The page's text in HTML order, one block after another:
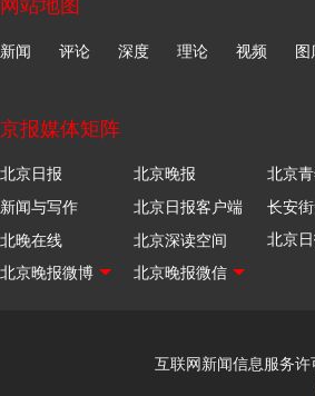
网站地图
新闻 评论 深度 理论 视频 图
京报媒体矩阵
北京日报 北京晚报 北京
新闻与写作
北京日报客户端 长安
北晚在线
北京深读空间
互联网新闻信息服务